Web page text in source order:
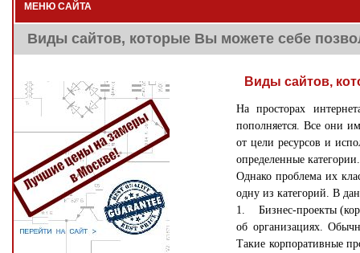
МЕНЮ САЙТА
Виды сайтов, которые Вы можете себе
Виды сайтов,
На просторах
пополняется. Все они
от цели ресурсов и
определенные категории.
Однако проблема их
одну из категорий. В
1. Бизнес-проекты
об организациях.
Такие корпоративные